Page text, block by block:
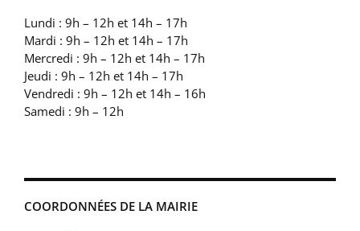
Lundi : 9h – 12h et 14h – 17h
Mardi : 9h – 12h et 14h – 17h
Mercredi : 9h – 12h et 14h – 17h
Jeudi : 9h – 12h et 14h – 17h
Vendredi : 9h – 12h et 14h – 16h
Samedi : 9h – 12h
COORDONNÉES DE LA MAIRIE